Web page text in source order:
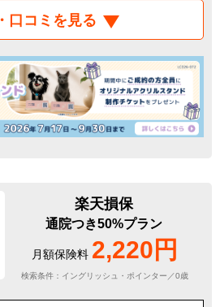
口コミを見る
楽天損保
通院つき50%プラン
月額保険料 2,220円
検索条件：イングリッシュ・ポインター／0歳